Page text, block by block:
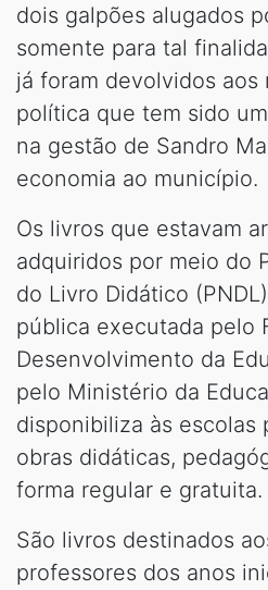
dois galpões alugados
somente para tal
já foram devolvidos aos
política que tem sido
na gestão de Sandro
economia ao município.
Os livros que estavam
adquiridos por meio do
do Livro Didático
pública executada pelo
Desenvolvimento da
pelo Ministério da
disponibiliza às escolas
obras didáticas,
forma regular e gratuita.
São livros destinados
professores dos anos